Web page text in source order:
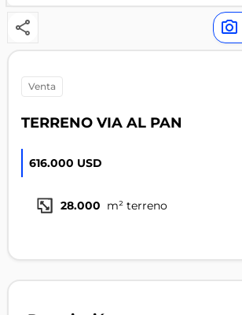
venta
TERRENO VIA AL PAN
616.000 USD
28.000 m² terreno